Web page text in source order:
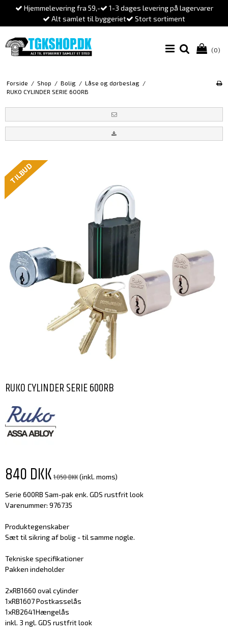
Hjemmelevering fra 59,-
1-3 dages levering på lagervarer
Alt samlet til byggeriet
Stort sortiment
(0)
Forside / Shop / Bolig / Låse og dørbeslag /
RUKO CYLINDER SERIE 600RB
TILBUD
RUKO CYLINDER SERIE 600RB
840 DKK1.050 DKK(inkl. moms)
Serie 600RB Sam-pak enk. GDS rustfrit look
Varenummer: 976735
Produktegenskaber
Sæt til sikring af bolig - til samme nøgle.
Tekniske specifikationer
Pakken indeholder
2xRB1660 oval cylinder
1xRB1607 Postkasselås
1xRB2641Hængelås
inkl. 3 ngl. GDS rustfrit look